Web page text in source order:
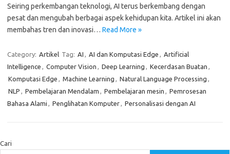
Seiring perkembangan teknologi, AI terus berkembang dengan
pesat dan mengubah berbagai aspek kehidupan kita. Artikel ini akan
membahas tren dan inovasi… Read More »
Category: Artikel Tag: AI , AI dan Komputasi Edge , Artificial
Intelligence , Computer Vision , Deep Learning , Kecerdasan Buatan ,
Komputasi Edge , Machine Learning , Natural Language Processing ,
NLP , Pembelajaran Mendalam , Pembelajaran mesin , Pemrosesan
Bahasa Alami , Penglihatan Komputer, Personalisasi dengan AI
Cari